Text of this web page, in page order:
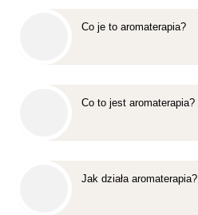
Co je to aromaterapia?
Co to jest aromaterapia?
Jak działa aromaterapia?